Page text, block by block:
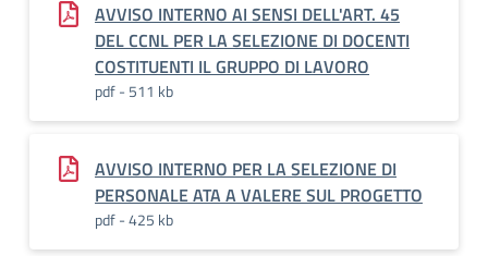
AVVISO INTERNO AI SENSI DELL'ART. 45
DEL CCNL PER LA SELEZIONE DI DOCENTI
COSTITUENTI IL GRUPPO DI LAVORO
pdf - 511 kb
AVVISO INTERNO PER LA SELEZIONE DI
PERSONALE ATA A VALERE SUL PROGETTO
pdf - 425 kb